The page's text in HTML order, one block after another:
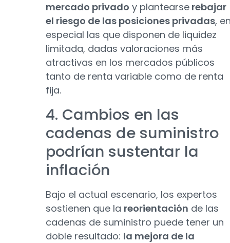
mercado privado y plantearse rebajar
el riesgo de las posiciones privadas,
especial las que disponen de liquidez
limitada, dadas valoraciones más
atractivas en los mercados públicos
tanto de renta variable como de renta
fija.
4. Cambios en las
cadenas de suministro
podrían sustentar la
inflación
Bajo el actual escenario, los expertos
sostienen que la reorientación de las
cadenas de suministro puede tener un
doble resultado: la mejora de la